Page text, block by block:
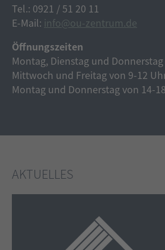
Tel.: 0921 / 51 20 11
E-Mail: info@ou-zentrum.de
Öffnungszeiten
Montag, Dienstag und
Mittwoch und Freitag von 9-12
Montag und Donnerstag von 14-
AKTUELLES